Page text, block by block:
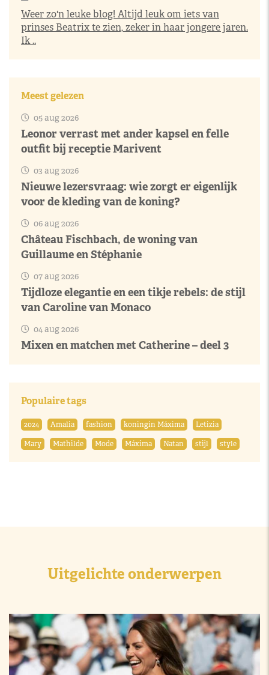
Weer zo'n leuke blog! Altijd leuk om iets van
prinses Beatrix te zien, zeker in haar jongere jaren.
Ik ..
Meest gelezen
05 aug 2026
Leonor verrast met ander kapsel en felle
outfit bij receptie Marivent
03 aug 2026
Nieuwe lezersvraag: wie zorgt er eigenlijk
voor de kleding van de koning?
06 aug 2026
Château Fischbach, de woning van
Guillaume en Stéphanie
07 aug 2026
Tijdloze elegantie en een tikje rebels: de stijl
van Caroline van Monaco
04 aug 2026
Mixen en matchen met Catherine – deel 3
Populaire tags
2024 Amalia fashion koningin Máxima
Letizia
Mary
Mathilde Mode Máxima Natan stijl style
Uitgelichte onderwerpen